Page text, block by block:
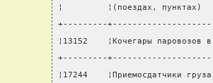
¦         ¦(поездах,
+---------
¦13152    ¦Кочегары
+---------
¦17244    ¦Приемосдатчики